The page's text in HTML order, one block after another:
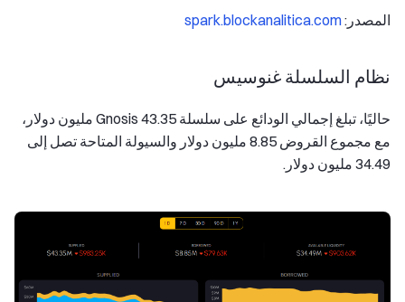
المصدر:spark.blockanalitica.com
نظام السلسلة غنوسيس
حاليًا، تبلغ إجمالي الودائع على سلسلة Gnosis 43.35 مليون دولار،
مع مجموع القروض 8.85 مليون دولار والسيولة المتاحة تصل إلى
34.49 مليون دولار.